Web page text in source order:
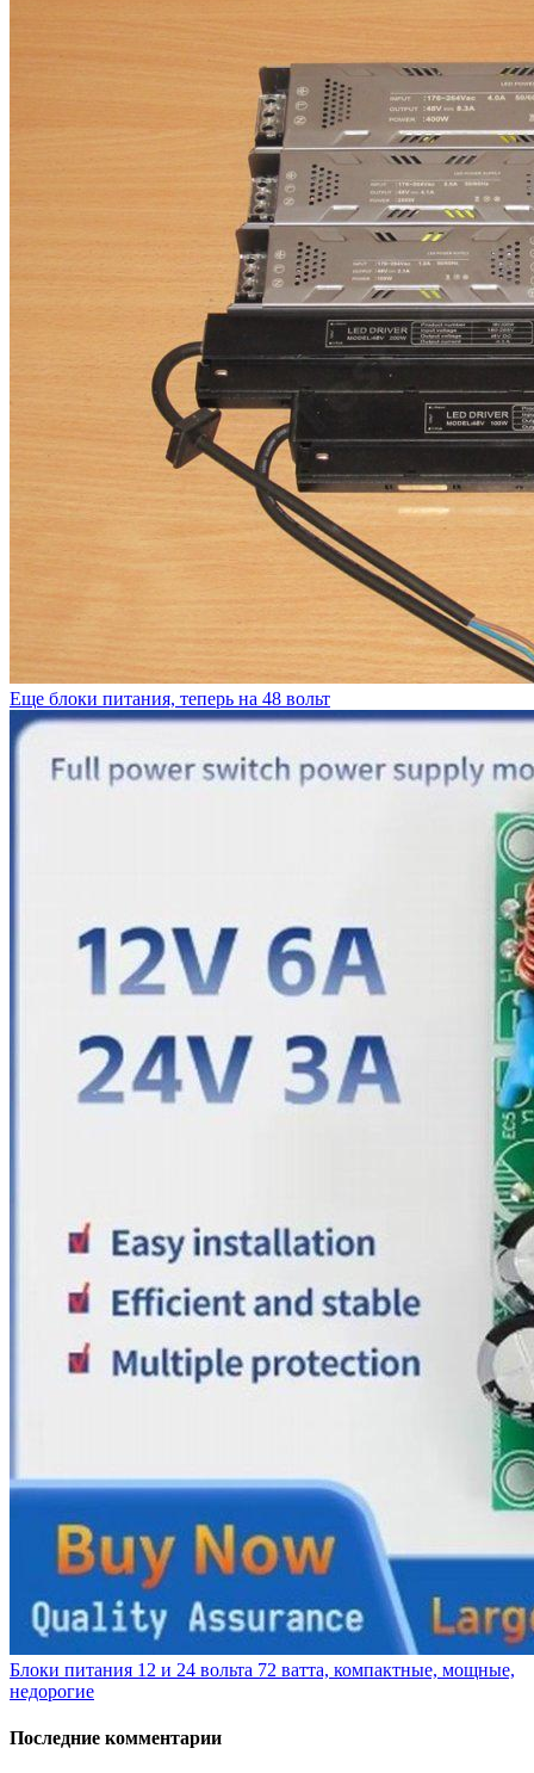
Еще блоки питания, теперь на 48 вольт
Блоки питания 12 и 24 вольта 72 ватта, компактные, мощные,
недорогие
Последние комментарии